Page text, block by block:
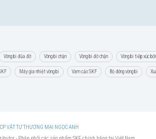
Vòng bi đũa đỡ Vòng bi chặn Vòng bi đỡ chặn Vòng bi tiếp xúc
Máy gia nhiệt vòng bi Vam cảo SKF Bộ đóng vòng bi
VẬT TƯ THƯƠNG MẠI NGỌC ANH